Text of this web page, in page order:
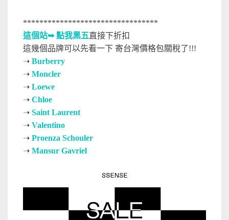
*********************************
這個站➥ 點我黑五直接下折扣
這幾個品牌可以先看一下 寄台灣價格包關稅了!!!
➝ Burberry
➝ Moncler
➝ Loewe
➝ Chloe
➝ Saint Laurent
➝ Valentino
➝ Proenza Schouler
➝ Mansur Gavriel